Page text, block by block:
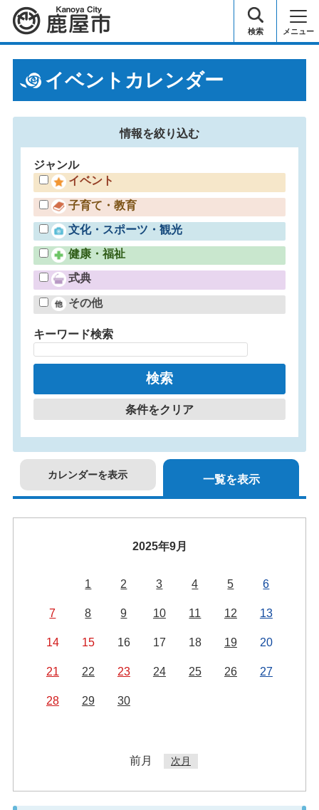
鹿屋市 検索 メニュー
イベントカレンダー
情報を絞り込む
ジャンル
イベント
子育て・教育
文化・スポーツ・観光
健康・福祉
式典
その他
キーワード検索
条件をクリア
カレンダーを表示 一覧を表示
2025年9月
1 2 3 4 5 6
7 8 9 10 11 12 13
14 15 16 17 18 19 20
21 22 23 24 25 26 27
28 29 30
前月 次月